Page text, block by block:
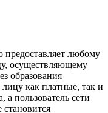
любому
осуществляющему
образования
как платные, так и
а пользователь сети